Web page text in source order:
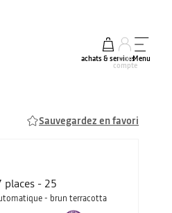
achats & services
mon
compte
Menu
Sauvegardez en favori
- 25
- brun terracotta